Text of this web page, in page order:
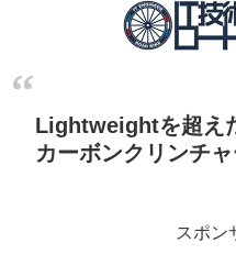
Lightweightを超え
カーボンクリンチ
スポン